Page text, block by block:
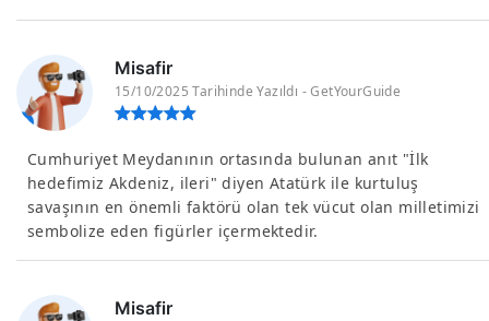
Misafir
15/10/2025 Tarihinde Yazıldı - GetYourGuide
Cumhuriyet Meydanının ortasında bulunan anıt "İlk
hedefimiz Akdeniz, ileri" diyen Atatürk ile kurtuluş
savaşının en önemli faktörü olan tek vücut olan milletimizi
sembolize eden figürler içermektedir.
Misafir